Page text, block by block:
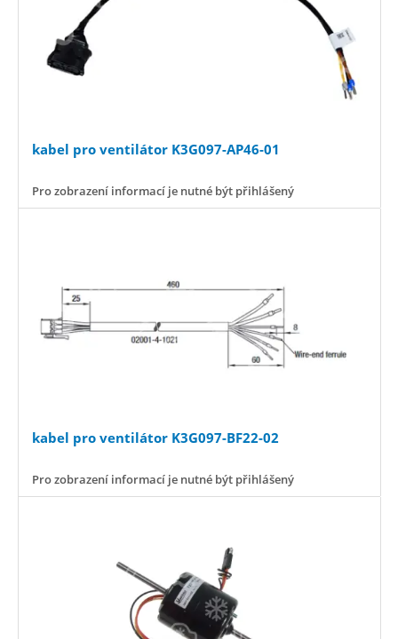
kabel pro ventilátor K3G097-AP46-01
Pro zobrazení informací je nutné být přihlášený
kabel pro ventilátor K3G097-BF22-02
Pro zobrazení informací je nutné být přihlášený